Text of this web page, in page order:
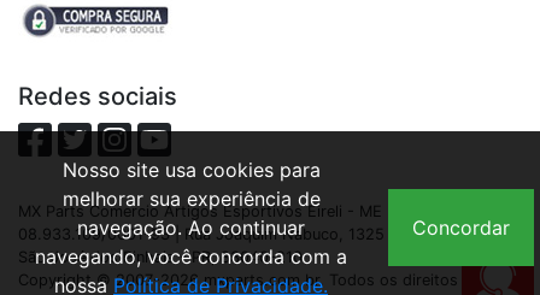
Redes sociais
MX Parts Comercio Artigos Esportivos Eireli - ME | CNPJ:
08.933.109/0001-93 | Rua Joaquim Nabuco, 1325 - São Cristóvão,
São José dos Pinhais - PR, 83040-210
Copyright © 2007-2026 mxparts.com.br. Todos os direitos
Nosso site usa cookies para
melhorar sua experiência de
navegação. Ao continuar
navegando, você concorda com a
nossa Política de Privacidade.
Concordar